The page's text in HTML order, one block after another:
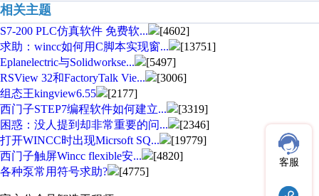
相关主题
S7-200 PLC仿真软件 免费软...
[4602]
求助：wincc如何用C脚本实现窗...
[13751]
Eplanelectric与Solidworkse...
[5497]
RSView 32和FactoryTalk Vie...
[3006]
组态王kingview6.55
[2177]
西门子STEP7编程软件如何建立...
[3319]
困惑：没人提到却非常重要的问...
[2346]
打开WINCC时出现Micrsoft SQ...
[19779]
西门子触屏Wincc flexible安...
[4820]
各种泵常用符号求助?
[4775]
客服